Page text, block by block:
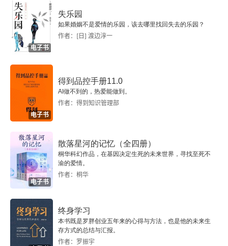
电子书
失乐园
如果婚姻不是爱情的乐园，该去哪里找回失去的乐园？
作者：[日] 渡边淳一
电子书
得到品控手册11.0
AI做不到的，热爱能做到。
作者：得到知识管理部
电子书
散落星河的记忆（全四册）
桐华科幻作品，在基因决定生死的未来世界，寻找至死不
渝的爱情。
作者：桐华
终身学习
本书既是罗胖创业五年来的心得与方法，也是他的未来生
存方式的总结与汇报。
作者：罗振宇